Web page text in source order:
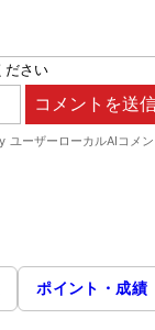
ポイント・成績